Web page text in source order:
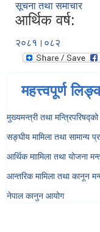
सूचना तथा समाचार
आर्थिक वर्ष:
२०८१।०८२
महत्त्वपूर्ण
मुख्यमन्त्री तथा
सङ्‍घीय मामिला तथा सामान्य
आर्थिक माामिला तथा योजना
आन्तरिक मामिला तथा कानून
नेपाल कानुन आयोग